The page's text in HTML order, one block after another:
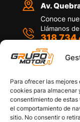
Para ofrecer las
cookies para almacenar
consentimiento de
el comportamiento de
sitio. No consentir o
Av.
Conoce
Llámanos
318 734
Por medio